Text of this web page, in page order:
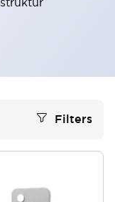
Filters